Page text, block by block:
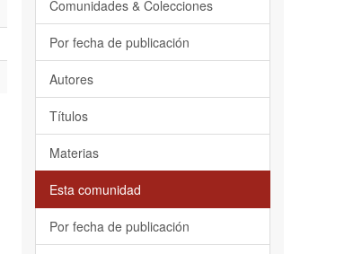
Comunidades & Colecciones
Por fecha de publicación
Autores
Títulos
Materias
Esta comunidad
Por fecha de publicación